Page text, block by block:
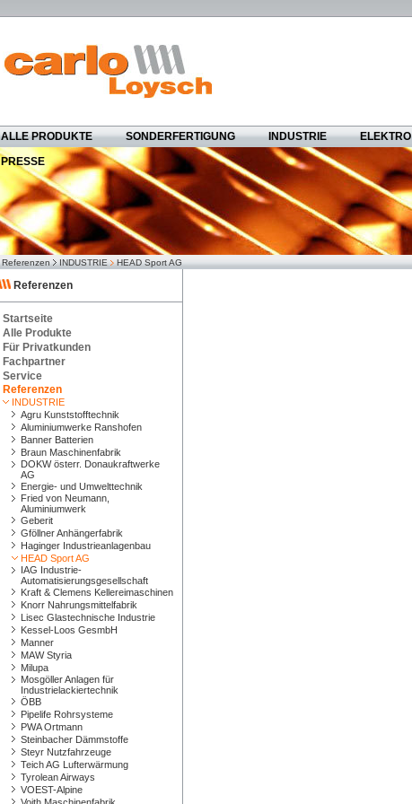
ALLE PRODUKTE SONDERFERTIGUNG INDUSTRIE ELEKTRO
PRESSE
Referenzen INDUSTRIE HEAD Sport AG
Referenzen
Startseite
Alle Produkte
Für Privatkunden
Fachpartner
Service
Referenzen
INDUSTRIE
Agru Kunststofftechnik
Aluminiumwerke Ranshofen
Banner Batterien
Braun Maschinenfabrik
DOKW österr. Donaukraftwerke
AG
Energie- und Umwelttechnik
Fried von Neumann,
Aluminiumwerk
Geberit
Gföllner Anhängerfabrik
Haginger Industrieanlagenbau
HEAD Sport AG
IAG Industrie-
Automatisierungsgesellschaft
Kraft & Clemens Kellereimaschinen
Knorr Nahrungsmittelfabrik
Lisec Glastechnische Industrie
Kessel-Loos GesmbH
Manner
MAW Styria
Milupa
Mosgöller Anlagen für
Industrielackiertechnik
ÖBB
Pipelife Rohrsysteme
PWA Ortmann
Steinbacher Dämmstoffe
Steyr Nutzfahrzeuge
Teich AG Lufterwärmung
Tyrolean Airways
VOEST-Alpine